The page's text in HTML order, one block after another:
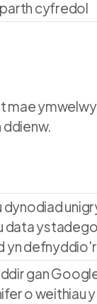
cyfredol
mae
data
yn
gan
o weithiau